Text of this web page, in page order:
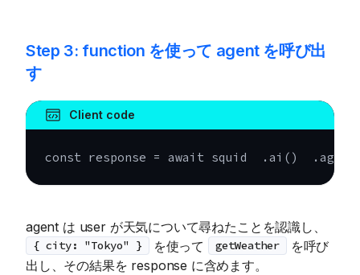
Step 3: function を使って agent を呼び出
す
Client code
const response = await squid . ai ( ) . agent
agent は user が天気について尋ねたことを認識し、
{ city: "Tokyo" } を使って getWeather
を呼び
出し、その結果を response に含めます。